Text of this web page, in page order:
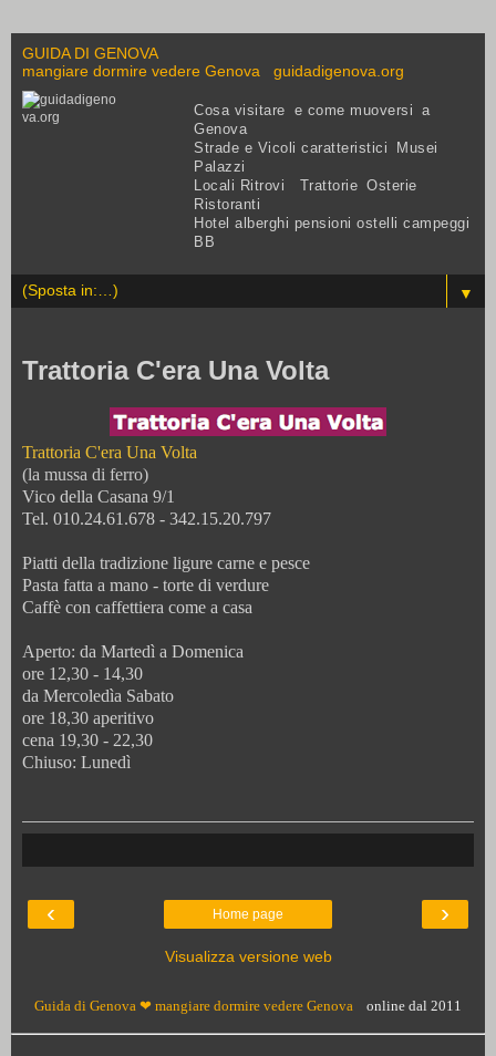
GUIDA DI GENOVA
mangiare dormire vedere Genova guidadigenova.org
Cosa visitare e come muoversi a
Genova
Strade e Vicoli caratteristici Musei
Palazzi
Locali Ritrovi Trattorie Osterie
Ristoranti
Hotel alberghi pensioni ostelli campeggi
BB
▼
Trattoria C'era Una Volta
Trattoria C'era Una Volta
(la mussa di ferro)
Vico della Casana 9/1
Tel. 010.24.61.678 - 342.15.20.797
Piatti della tradizione ligure carne e pesce
Pasta fatta a mano - torte di verdure
Caffè con caffettiera come a casa
Aperto: da Martedì a Domenica
ore 12,30 - 14,30
da Mercoledìa Sabato
ore 18,30 aperitivo
cena 19,30 - 22,30
Chiuso: Lunedì
‹ ›
Home page
Visualizza versione web
Guida di Genova ❤ mangiare dormire vedere Genova online dal 2011